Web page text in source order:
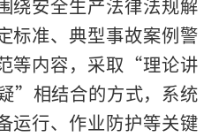
绕安全生产法律法规解
标准、典型事故案例警
等内容，采取“理论讲
”相结合的方式，系统
运行、作业防护等关键